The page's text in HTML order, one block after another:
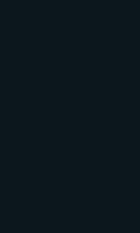
S. der Beklagten
davon aus, dass
der Experte O.,
mit dem
eines
zugelassen haben.
der Experte S.
Der Experte O.
vertreten. Der
müssen und sei
Hinzuziehung
wäre und im Raum